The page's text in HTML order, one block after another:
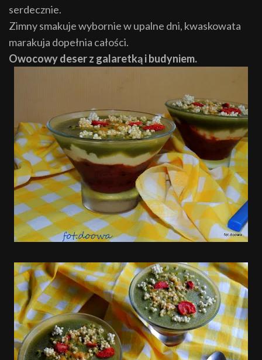
serdecznie.
Zimny smakuje wybornie w upalne dni, kwaskowata
marakuja dopełnia całości.
Owocowy deser z galaretką i budyniem.